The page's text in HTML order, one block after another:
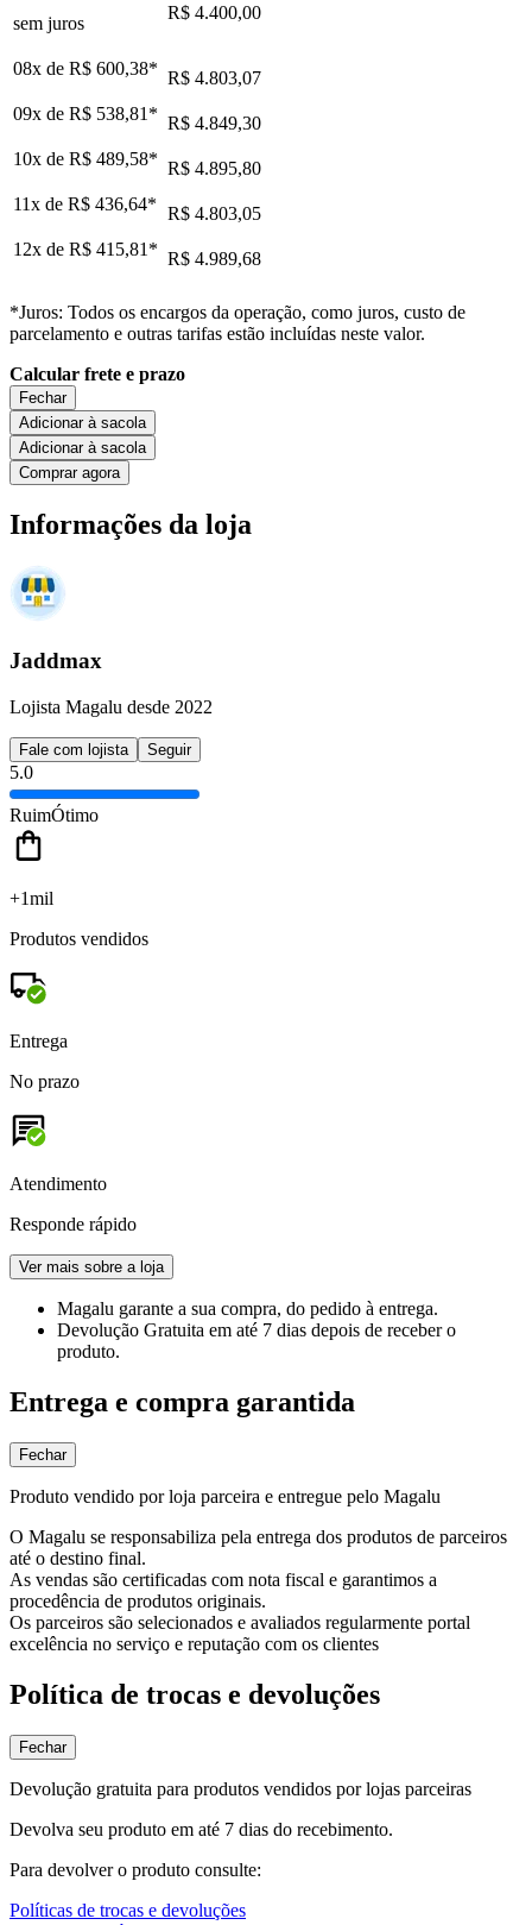
sem juros
R$ 4.400,00
08x de R$ 600,38* R$ 4.803,07
09x de R$ 538,81 * R$ 4.849,30
10x de R$ 489,58* R$ 4.895,80
11x de R$ 436,64* R$ 4.803,05
12x de R$ 415,81 * R$ 4.989,68
*Juros: Todos os encargos da operação, como juros, custo de
parcelamento e outras tarifas estão incluídas neste valor.
Calcular frete e prazo
Fechar
Adicionar à sacola
Adicionar à sacola
Comprar agora
Informações da loja
Jaddmax
Lojista Magalu desde 2022
Fale com lojista Seguir
5.0
RuimÓtimo
+1mil
Produtos vendidos
Entrega
No prazo
Atendimento
Responde rápido
Ver mais sobre a loja
Magalu garante a sua compra, do pedido à entrega.
Devolução Gratuita em até 7 dias depois de receber o
produto.
Entrega e compra garantida
Fechar
Produto vendido por loja parceira e entregue pelo Magalu
O Magalu se responsabiliza pela entrega dos produtos de parceiros
até o destino final.
As vendas são certificadas com nota fiscal e garantimos a
procedência de produtos originais.
Os parceiros são selecionados e avaliados regularmente portal
excelência no serviço e reputação com os clientes
Política de trocas e devoluções
Fechar
Devolução gratuita para produtos vendidos por lojas parceiras
Devolva seu produto em até 7 dias do recebimento.
Para devolver o produto consulte:
Políticas de trocas e devoluções